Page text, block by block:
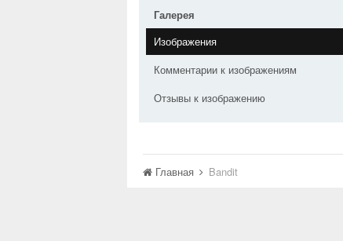
Галерея
Изображения
Комментарии к изображениям
Отзывы к изображению
Главная Bandit